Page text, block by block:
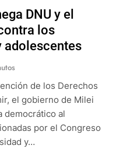
DNU y el
los
adolescentes
de los Derechos
el gobierno de Milei
democrático al
por el Congreso
y…